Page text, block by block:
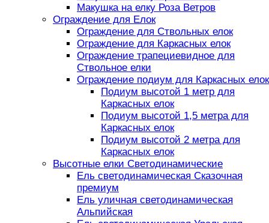
Макушка на елку Роза Ветров
Ограждение для Елок
Ограждение для Ствольных елок
Ограждение для Каркасных елок
Ограждение трапециевидное для
Ствольное елки
Ограждение подиум для Каркасных елок
Подиум высотой 1 метр для
Каркасных елок
Подиум высотой 1,5 метра для
Каркасных елок
Подиум высотой 2 метра для
Каркасных елок
Высотные елки Светодинамические
Ель светодинамическая Сказочная
премиум
Ель уличная светодинамическая
Альпийская